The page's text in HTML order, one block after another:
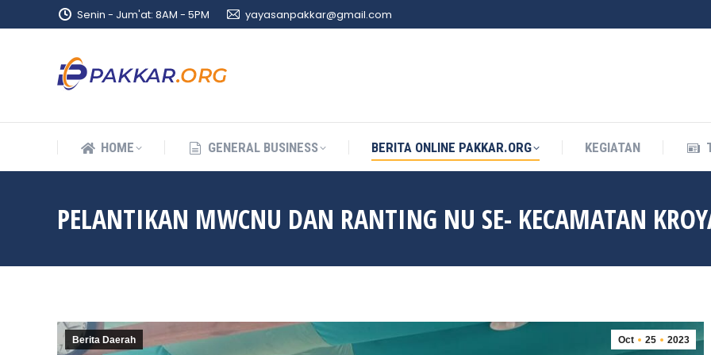
Senin - Jum'at: 8AM - 5PM yayasanpakkar@gmail.com
HOME GENERAL BUSINESS BERITA ONLINE PAKKAR.ORG KEGIATAN
PELANTIKAN MWCNU DAN RANTING NU SE- KECAMATAN
Oct 25 2023
Berita Daerah
HOME GENERAL BUSINESS BERITA ONLINE PAKKAR.ORG KEGIATAN